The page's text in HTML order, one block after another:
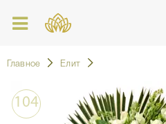
Главное Елит
104